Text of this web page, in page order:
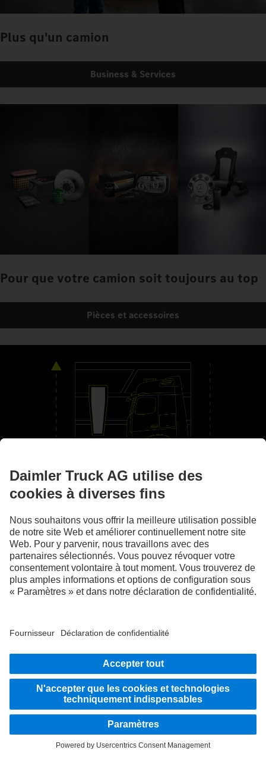
Plus qu'un camion
Business & Services
Pour que votre camion soit toujours au top
Pièces et accessoires
À vos côtés
Systèmes d'aide à la conduite
compris dans la composition de la fourniture de série. Les illustrations présentées
ne sont fournies qu'à titre d'exemple et ne sauraient correspondre obligatoirement à
l'état réel des véhicules d'origine. L'apparence des véhicules d'origine peut différer
de ces illustrations. Sous réserve de modifications. Les illustrations et les textes
peuvent également contenir des modèles, des prestations d'assistance, des services
et des produits qui ne sont pas proposés dans certains pays.
En tant qu'entreprise active à l'échelle internationale, l'égalité des chances, la
diversité, l'ouverture d'esprit et le respect font partie des convictions fondamentales